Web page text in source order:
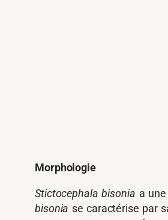
Morphologie
Stictocephala bisonia a
bisonia se caractérise par